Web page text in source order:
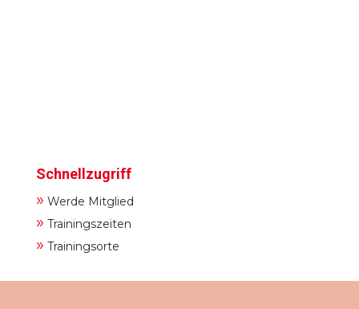
Schnellzugriff
» Werde Mitglied
» Trainingszeiten
» Trainingsorte